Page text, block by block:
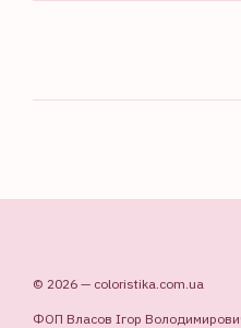
© 2026 — coloristika.com.ua
ФОП Власов Ігор